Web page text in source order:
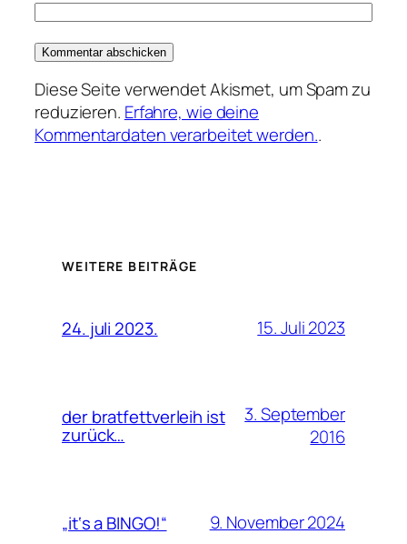
Diese Seite verwendet Akismet, um Spam zu
reduzieren. Erfahre, wie deine
Kommentardaten verarbeitet werden..
WEITERE BEITRÄGE
24. juli 2023. 15. Juli 2023
der bratfettverleih ist
zurück…
3. September
2016
„it‘s a BINGO!“ 9. November 2024